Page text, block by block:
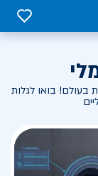
0
בעולם! בואו לגלות